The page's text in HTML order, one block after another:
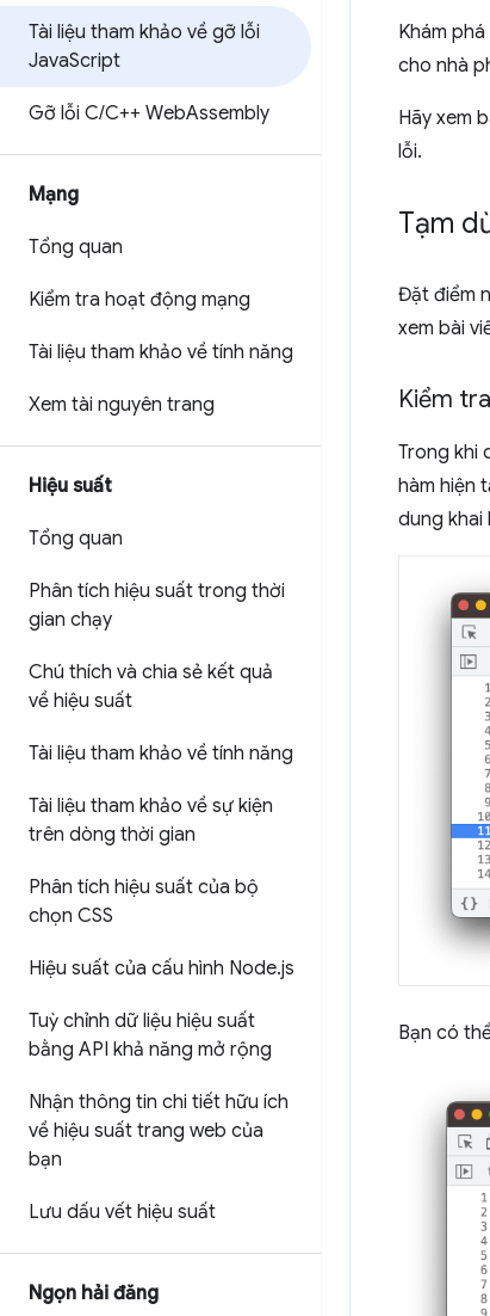
Tài liệu tham khảo về gỡ lỗi
JavaScript
Gỡ lỗi C/C++ WebAssembly
Mạng
Tổng quan
Kiểm tra hoạt động mạng
Tài liệu tham khảo về tính năng
Xem tài nguyên trang
Hiệu suất
Tổng quan
Phân tích hiệu suất trong thời
gian chạy
Chú thích và chia sẻ kết quả
về hiệu suất
Tài liệu tham khảo về tính năng
Tài liệu tham khảo về sự kiện
trên dòng thời gian
Phân tích hiệu suất của bộ
chọn CSS
Hiệu suất của cấu hình Node.js
Tuỳ chỉnh dữ liệu hiệu suất
bằng API khả năng mở rộng
Nhận thông tin chi tiết hữu ích
về hiệu suất trang web của
bạn
Lưu dấu vết hiệu suất
Ngọn hải đăng
Khám
cho nhà
Hãy xem
lỗi.
Tạm
Đặt điểm
xem bài
Kiểm
Trong khi
hàm hiện
dung
Bạn có